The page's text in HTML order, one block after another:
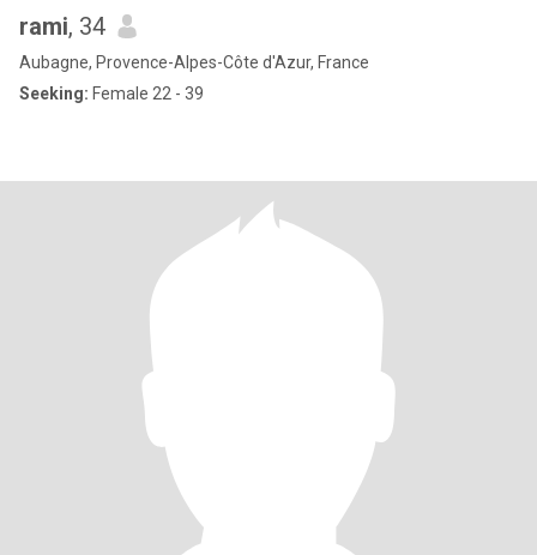
rami, 34
Aubagne, Provence-Alpes-Côte d'Azur, France
Seeking: Female 22 - 39